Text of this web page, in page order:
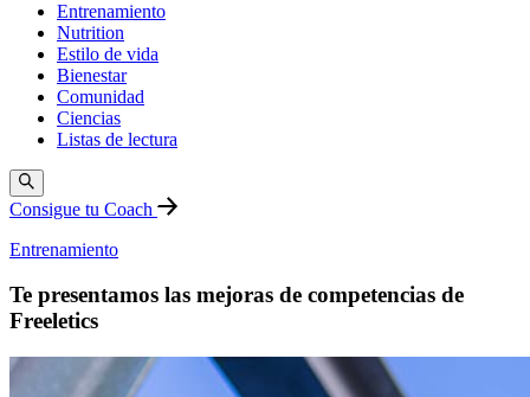
Entrenamiento
Nutrition
Estilo de vida
Bienestar
Comunidad
Ciencias
Listas de lectura
Consigue tu Coach
Entrenamiento
Te presentamos las mejoras de competencias de
Freeletics